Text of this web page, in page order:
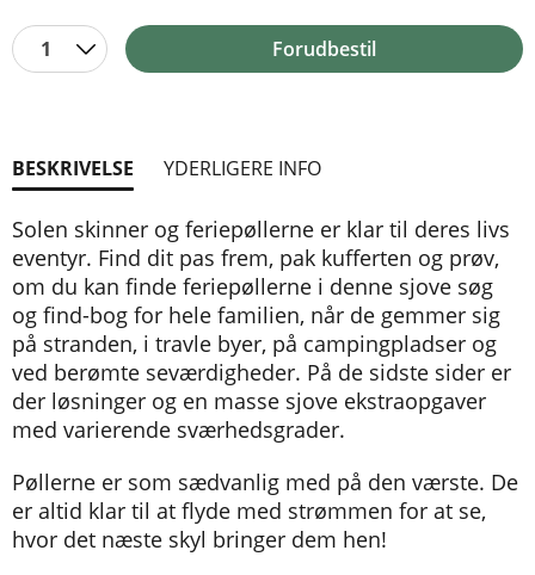
1 Forudbestil
BESKRIVELSE YDERLIGERE INFO
Solen skinner og feriepøllerne er klar til deres livs
eventyr. Find dit pas frem, pak kufferten og prøv,
om du kan finde feriepøllerne i denne sjove søg
og find-bog for hele familien, når de gemmer sig
på stranden, i travle byer, på campingpladser og
ved berømte seværdigheder. På de sidste sider er
der løsninger og en masse sjove ekstraopgaver
med varierende sværhedsgrader.
Pøllerne er som sædvanlig med på den værste. De
er altid klar til at flyde med strømmen for at se,
hvor det næste skyl bringer dem hen!